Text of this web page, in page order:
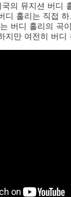
국의 뮤지션 버디
디 홀리는 직접
버디 홀리의 곡
지만 여전히 버